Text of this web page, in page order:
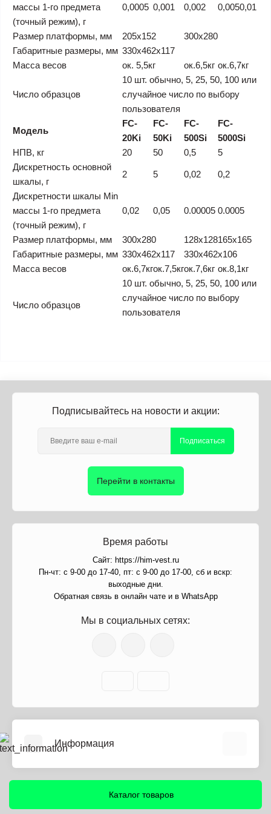
массы 1-го предмета
(точный режим), г
0,0005 0,001 0,002 0,0050,01
Размер платформы, мм 205х152
300х280
Габаритные размеры, мм 330х462х117
Масса весов
ок. 5,5кг ок.6,5кг ок.6,7кг
Число образцов
10 шт. обычно, 5, 25, 50, 100 или
случайное число по выбору
пользователя
Модель
FC-
20Ki
FC-
50Ki
FC-
500Si
FC-
5000Si
НПВ, кг
20 50 0,5
5
Дискретность основной
шкалы, г
2 5 0,02 0,2
Дискретности шкалы Min
массы 1-го предмета
(точный режим), г
0,02 0,05 0.00005 0.0005
Размер платформы, мм 300х280 128х128165х165
Габаритные размеры, мм 330х462х117
330х462х106
Масса весов
ок.6,7кгок.7,5кгок.7,6кг ок.8,1кг
Число образцов
10 шт. обычно, 5, 25, 50, 100 или
случайное число по выбору
пользователя
Подписывайтесь на новости и акции:
Подписаться
Перейти в контакты
Время работы
Сайт: https://him-vest.ru
Пн-чт: с 9-00 до 17-40, пт: с 9-00 до 17-00, сб и вскр:
выходные дни.
Обратная связь в онлайн чате и в WhatsApp
Мы в социальных сетях:
Информация
Информация о доставке
Политика безопасности
Каталог товаров